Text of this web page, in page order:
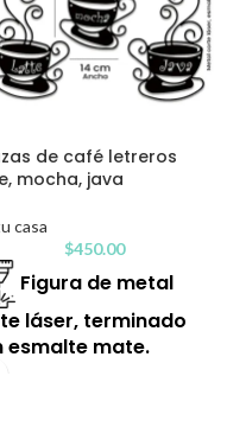
de café letreros
mocha, java
casa
$450.00
Figura de metal
láser, terminado
esmalte mate.